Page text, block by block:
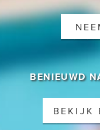
BENIEUWD
BEKIJK